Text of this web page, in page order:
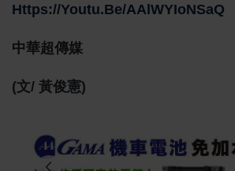
Https://youtu.be/AAlWYIoNSaQ
中華超傳媒
(文/ 黃俊憲)